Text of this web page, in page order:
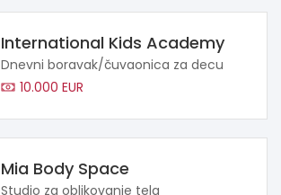
International Kids Academy
Dnevni boravak/čuvaonica za decu
10.000 EUR
Mia Body Space
Studio za oblikovanje tela